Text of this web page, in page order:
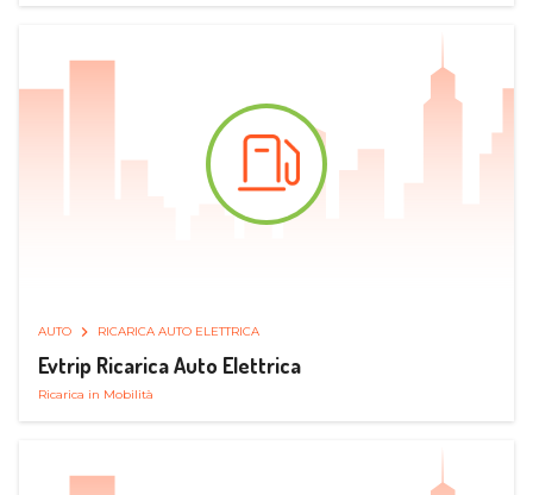
AUTO RICARICA AUTO ELETTRICA
Evtrip Ricarica Auto Elettrica
Ricarica in Mobilità